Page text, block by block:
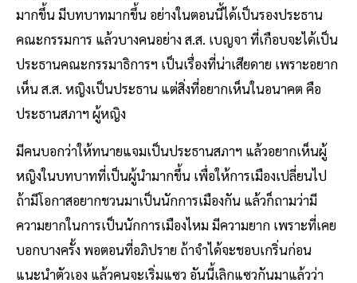
มากขึ้น มีบทบาทมากขึ้น อย่างในตอนนี้ได้เป็นรองประธาน
คณะกรรมการ แล้วบางคนอย่าง ส.ส. เบญจา ที่เกือบจะได้เป็น
ประธานคณะกรรมาธิการฯ เป็นเรื่องที่น่าเสียดาย เพราะอยาก
เห็น ส.ส. หญิงเป็นประธาน แต่สิ่งที่อยากเห็นในอนาคต คือ
ประธานสภาฯ ผู้หญิง
มีคนบอกว่าให้ทนายแจมเป็นประธานสภาฯ แล้วอยากเห็นผู้
หญิงในบทบาทที่เป็นผู้นำมากขึ้น เพื่อให้การเมืองเปลี่ยนไป
ถ้ามีโอกาสอยากชวนมาเป็นนักการเมืองกัน แล้วก็ถามว่ามี
ความยากในการเป็นนักการเมืองไหม มีความยาก เพราะที่เคย
บอกบางครั้ง พอตอนที่อภิปราย ถ้าจำได้จะชอบเกริ่นก่อน
แนะนำตัวเอง แล้วคนจะเริ่มแซว อันนี้เลิกแซวกันมาแล้วว่า